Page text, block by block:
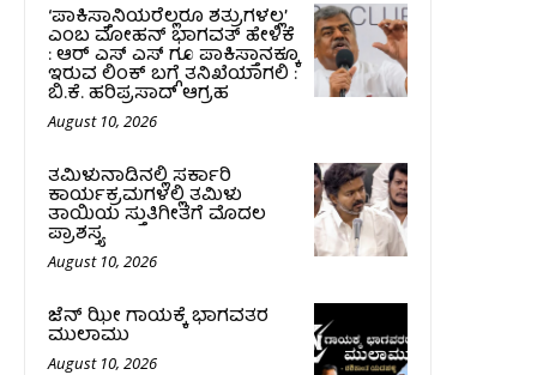
‘ಪಾಕಿಸ್ತಾನಿಯರೆಲ್ಲರೂ ಶತ್ರುಗಳಲ್ಲ’
ಎಂಬ ಮೋಹನ್‌ ಭಾಗವತ್ ಹೇಳಿಕೆ
: ಆರ್ ಎಸ್ ಎಸ್ ಗೂ ಪಾಕಿಸ್ತಾನಕ್ಕೂ
ಇರುವ ಲಿಂಕ್ ಬಗ್ಗೆ ತನಿಖೆಯಾಗಲಿ :
ಬಿ.ಕೆ. ಹರಿಪ್ರಸಾದ್‌ ಆಗ್ರಹ
August 10, 2026
ತಮಿಳುನಾಡಿನಲ್ಲಿ ಸರ್ಕಾರಿ
ಕಾರ್ಯಕ್ರಮಗಳಲ್ಲಿ ತಮಿಳು
ತಾಯಿಯ ಸ್ತುತಿಗೀತೆಗೆ ಮೊದಲ
ಪ್ರಾಶಸ್ತ್ಯ
August 10, 2026
ಜೆನ್ ಝೀ ಗಾಯಕ್ಕೆ ಭಾಗವತರ
ಮುಲಾಮು
August 10, 2026